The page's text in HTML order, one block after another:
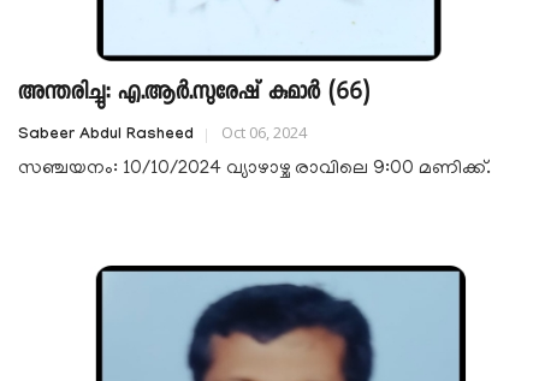
അന്തരിച്ചു: എ.ആർ.സുരേഷ് കുമാർ (66)
Sabeer Abdul Rasheed
Oct 06, 2024
സഞ്ചയനം: 10/10/2024 വ്യാഴാഴ്ച രാവിലെ 9:00 മണിക്ക്.